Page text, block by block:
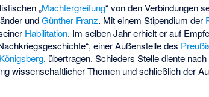
„Machtergreifung“ von den Verbindungen
undGünther Franz. Mit einem Stipendium der
Habilitation. Im selben Jahr erhielt er auf
einer Außenstelle des
, übertragen. Schieders Stelle diente
wissenschaftlicher Themen und schließlich der